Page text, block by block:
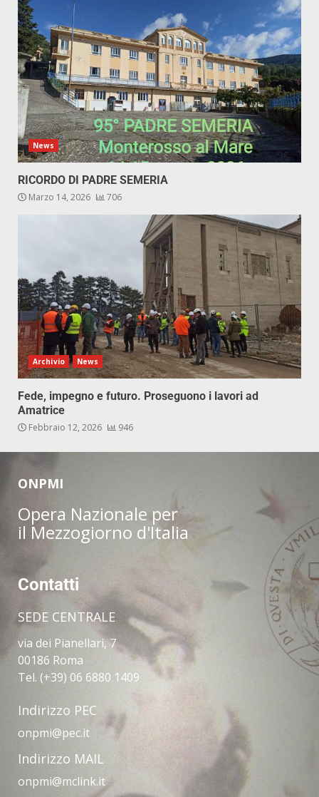
News
RICORDO DI PADRE SEMERIA
Marzo 14, 2026 706
Archivio News
Fede, impegno e futuro. Proseguono i lavori ad
Amatrice
Febbraio 12, 2026 946
ONPMI
Opera Nazionale per
il Mezzogiorno d'Italia
Contatti
SEDE CENTRALE
via dei Pianellari, 7
00186 Roma
Tel. (+39) 06 6880 1409
Indirizzo PEC
onpmi@pec.it
Indirizzo MAIL
onpmi@mclink.it